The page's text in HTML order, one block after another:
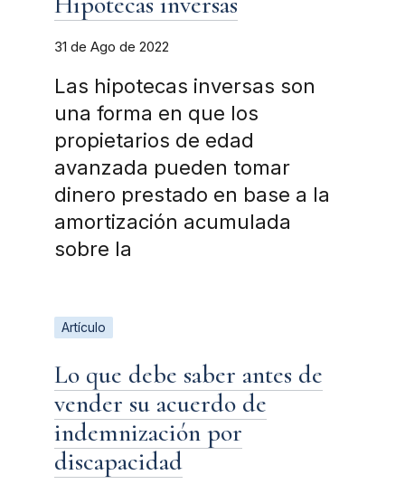
31 de Ago de 2022
Las hipotecas inversas son
una forma en que los
propietarios de edad
avanzada pueden tomar
dinero prestado en base a la
amortización acumulada
sobre la
Artículo
Lo que debe saber antes de
vender su acuerdo de
indemnización por
discapacidad